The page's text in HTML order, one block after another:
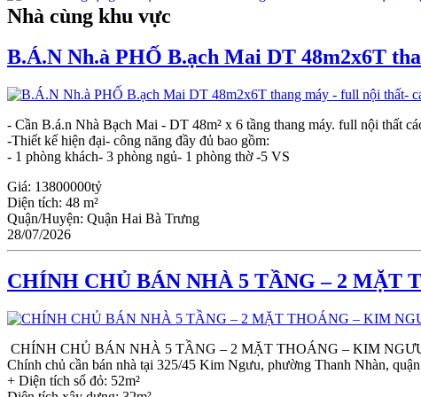
Nhà cùng khu vực
B.Á.N Nh.à PHỐ B.ạch Mai DT 48m2x6T
- Cần B.á.n Nhà Bạch Mai - DT 48m² x 6 tầng thang máy. full nội thất
-Thiết kế hiện đại- công năng đầy đủ bao gồm:
- 1 phòng khách- 3 phòng ngủ- 1 phòng thờ -5 VS
Giá: 13800000tỷ
Diện tích: 48 m²
Quận/Huyện: Quận Hai Bà Trưng
28/07/2026
CHÍNH CHỦ BÁN NHÀ 5 TẦNG – 2 MẶT
CHÍNH CHỦ BÁN NHÀ 5 TẦNG – 2 MẶT THOÁNG – KIM
Chính chủ cần bán nhà tại 325/45 Kim Ngưu, phường Thanh Nhàn,
+ Diện tích sổ đỏ: 52m²